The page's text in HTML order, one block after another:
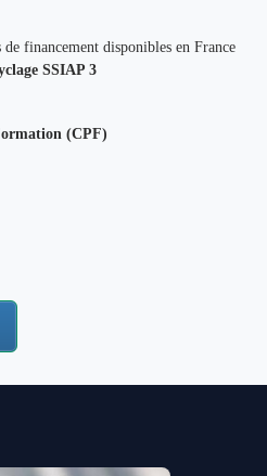
financement disponibles en France
SSIAP 3
(CPF)